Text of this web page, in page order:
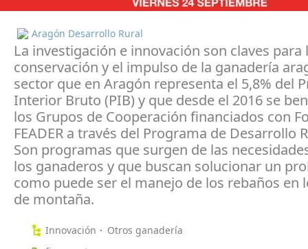
Aragón Desarrollo Rural
La investigación e innovación son claves para
conservación y el impulso de la ganadería
sector que en Aragón representa el 5,8% del
Interior Bruto (PIB) y que desde el 2016 se
los Grupos de Cooperación financiados con
FEADER a través del Programa de Desarrollo
Son programas que surgen de las
los ganaderos y que buscan solucionar un
como puede ser el manejo de los rebaños en
de montaña.
Innovación
Otros ganadería